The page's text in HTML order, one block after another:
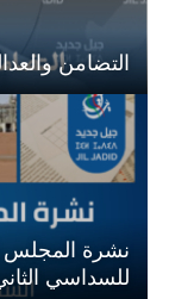
التضامن
نشرة المجلس
للسداسي الثاني